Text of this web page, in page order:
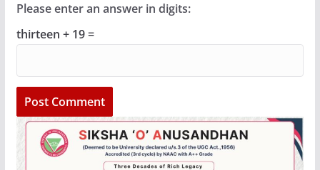
Please enter an answer in digits:
thirteen + 19 =